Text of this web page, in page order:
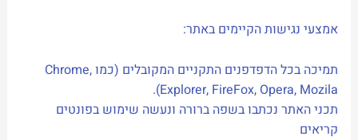
אמצעי נגישות הקיימים באתר:
תמיכה בכל הדפדפנים התקניים המקובלים (כמו Chrome,
Explorer, FireFox, Opera, Mozila).
תכני האתר נכתבו בשפה ברורה ונעשה שימוש בפונטים
קריאים